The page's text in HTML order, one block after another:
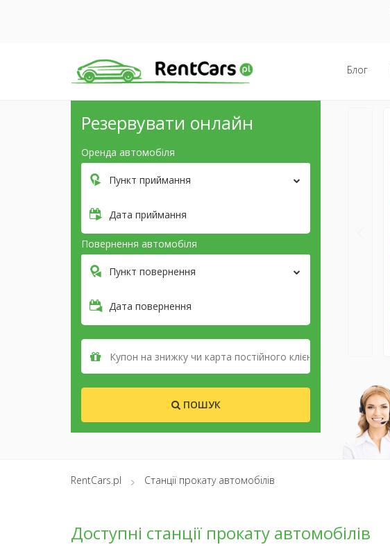
Блог
Резервувати онлайн
Оренда автомобіля
Пункт приймання
Дата приймання
Повернення автомобіля
Пункт повернення
Дата повернення
ПОШУК
RentCars.pl Станції прокату автомобілів
Доступні станції прокату автомобілів